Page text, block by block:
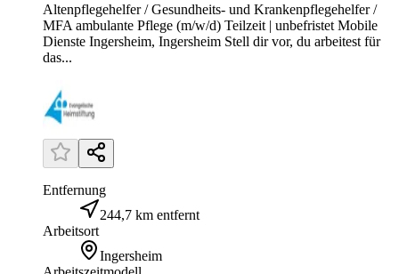
Altenpflegehelfer / Gesundheits- und Krankenpflegehelfer /
MFA ambulante Pflege (m/w/d) Teilzeit | unbefristet Mobile
Dienste Ingersheim, Ingersheim Stell dir vor, du arbeitest für
das...
Entfernung
244,7 km entfernt
Arbeitsort
Ingersheim